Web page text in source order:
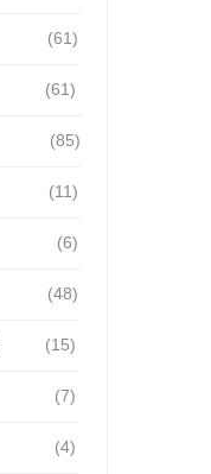
(61)
(61)
(85)
(11)
(6)
(48)
(15)
(7)
(4)